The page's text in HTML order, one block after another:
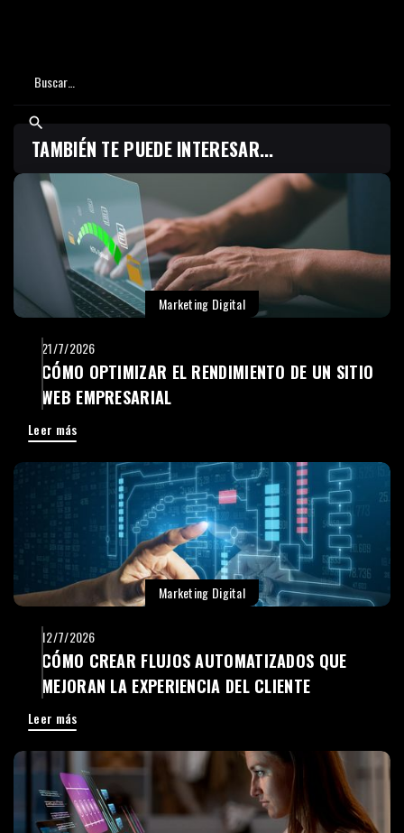
TAMBIÉN TE PUEDE INTERESAR...
Marketing Digital
21/7/2026
CÓMO OPTIMIZAR EL RENDIMIENTO DE UN SITIO
WEB EMPRESARIAL
Leer más
Marketing Digital
12/7/2026
CÓMO CREAR FLUJOS AUTOMATIZADOS QUE
MEJORAN LA EXPERIENCIA DEL CLIENTE
Leer más